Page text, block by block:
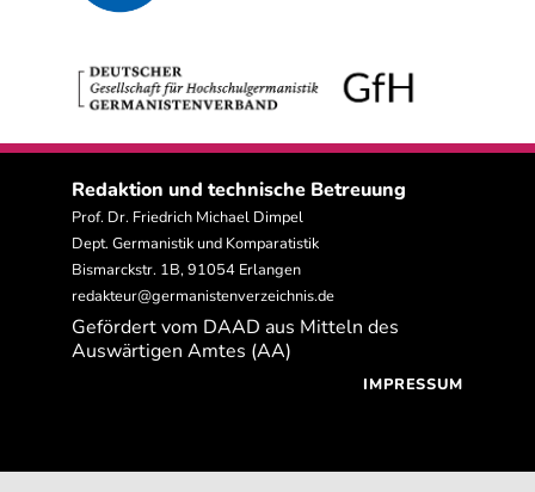
Redaktion und technische Betreuung
Prof. Dr. Friedrich Michael Dimpel
Dept. Germanistik und Komparatistik
Bismarckstr. 1B, 91054 Erlangen
redakteur@germanistenverzeichnis.de
Gefördert vom DAAD aus Mitteln des
Auswärtigen Amtes (AA)
IMPRESSUM